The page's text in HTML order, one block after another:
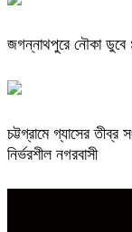
জগন্নাথপুরে নৌকা
চট্টগ্রামে গ্যাসের
নির্ভরশীল নগরবাসী